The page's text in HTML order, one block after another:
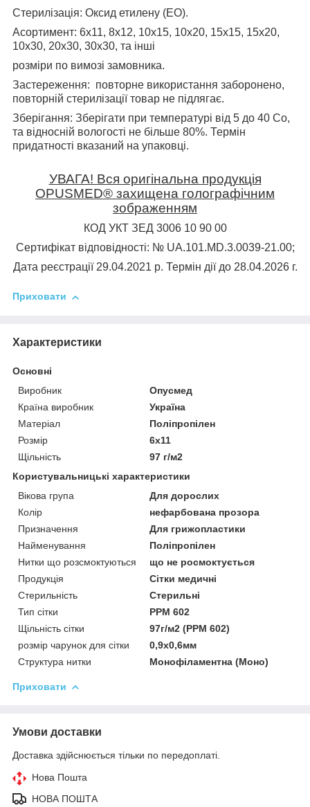
Стерилізація: Оксид етилену (ЕО).
Асортимент: 6х11, 8х12, 10х15, 10х20, 15х15, 15х20,
10х30, 20х30, 30х30, та інші
розміри по вимозі замовника.
Застереження: повторне використання заборонено,
повторній стерилізації товар не підлягає.
Зберігання: Зберігати при температурі від 5 до 40 Со,
та відносній вологості не більше 80%. Термін
придатності вказаний на упаковці.
УВАГА! Вся оригінальна продукція
OPUSMED® захищена голографічним
зображенням
КОД УКТ ЗЕД 3006 10 90 00
Сертифікат відповідності: № UA.101.MD.3.0039-21.00;
Дата реєстрації 29.04.2021 р. Термін дії до 28.04.2026 г.
Приховати
Характеристики
Основні
Виробник
Опусмед
Країна виробник
Україна
Матеріал
Поліпропілен
Розмір
6х11
Щільність
97 г/м2
Користувальницькі характеристики
Вікова група
Для дорослих
Колір
нефарбована прозора
Призначення
Для грижопластики
Найменування
Поліпропілен
Нитки що розсмоктуються
що не росмоктується
Продукція
Сітки медичні
Стерильність
Стерильні
Тип сітки
РРМ 602
Щільність сітки
97г/м2 (РРМ 602)
розмір чарунок для сітки
0,9х0,6мм
Структура нитки
Монофіламентна (Моно)
Приховати
Умови доставки
Доставка здійснюється тільки по передоплаті.
Нова Пошта
НОВА ПОШТА